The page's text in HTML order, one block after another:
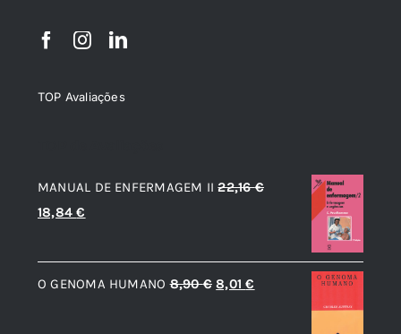
TOP Avaliações
MANUAL DE ENFERMAGEM II 22,16€
O
original
era:
18,84€
atual
é:
O GENOMA HUMANO 8,90€ O
8,01€